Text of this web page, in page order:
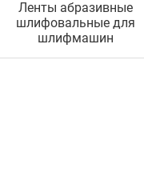
Ленты абразивные
шлифовальные для
шлифмашин